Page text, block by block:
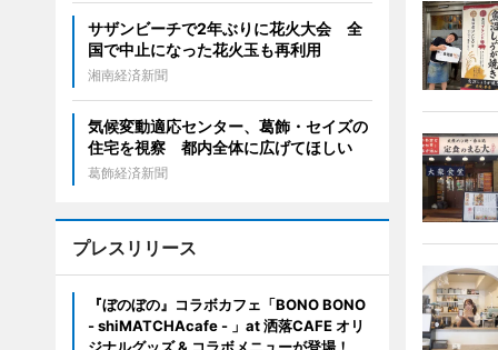
サザンビーチで2年ぶりに花火大会 全
国で中止になった花火玉も再利用
湘南経済新聞
気候変動適応センター、葛飾・セイズの
住宅を視察 都内全体に広げてほしい
葛飾経済新聞
プレスリリース
『ぼのぼの』コラボカフェ「BONO BONO
- shiMATCHAcafe - 」at 洒落CAFE オリ